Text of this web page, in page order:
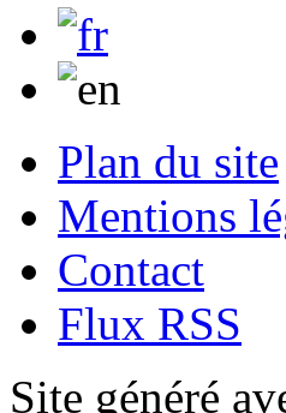
Plan du site
Mentions
Contact
Flux RSS
Site généré